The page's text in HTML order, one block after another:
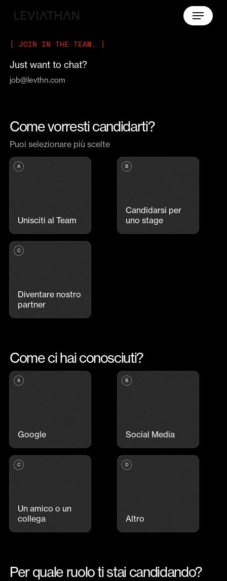
content
Menu
[ JOIN IN THE TEAM. ]
Just want to chat?
job@levthn.com
Come vorresti candidarti?
Puoi selezionare più scelte
Unisciti al Team
Candidarsi per
uno stage
Diventare nostro
partner
Come ci hai conosciuti?
Google Social Media
Un amico o un
collega
Altro
Per quale ruolo ti stai candidando?